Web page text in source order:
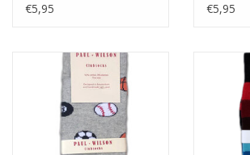
€5,95
€5,95